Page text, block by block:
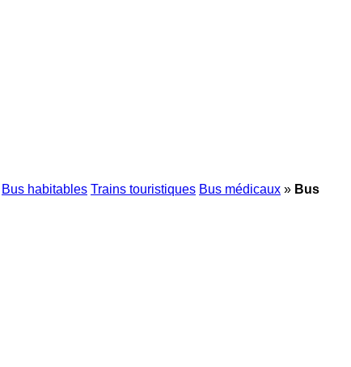
Bus habitables Trains touristiques Bus médicaux » Bus